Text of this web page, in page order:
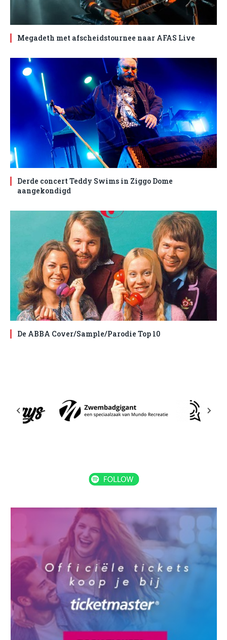
Megadeth met afscheidstournee naar AFAS Live
Derde concert Teddy Swims in Ziggo Dome
aangekondigd
De ABBA Cover/Sample/Parodie Top 10